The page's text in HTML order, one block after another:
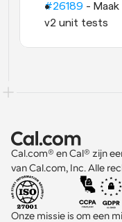
#26189 -
v2 unit tests
Cal.com® en Cal® zijn
van Cal.com, Inc. Alle
Onze missie is om een